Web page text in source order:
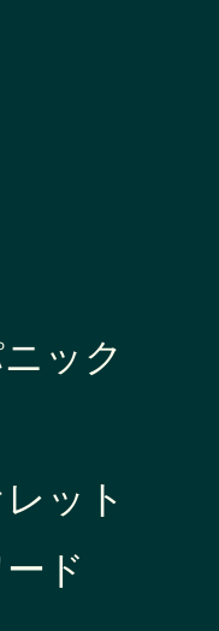
ック
ット
ド